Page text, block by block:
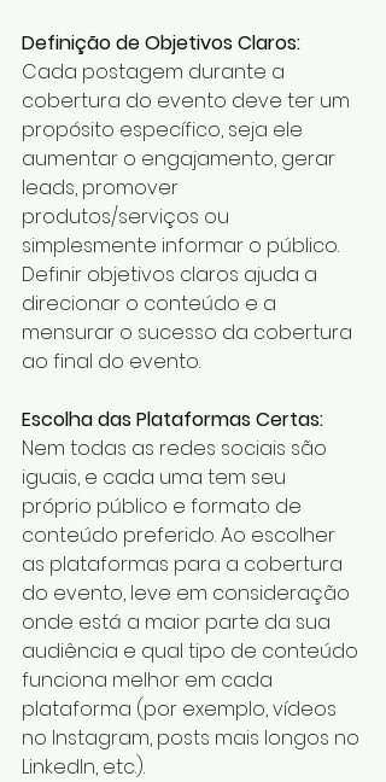
Definição de Objetivos Claros:
Cada postagem durante a
cobertura do evento deve ter um
propósito específico, seja ele
aumentar o engajamento, gerar
leads, promover
produtos/serviços ou
simplesmente informar o público.
Definir objetivos claros ajuda a
direcionar o conteúdo e a
mensurar o sucesso da cobertura
ao final do evento.
Escolha das Plataformas Certas:
Nem todas as redes sociais são
iguais, e cada uma tem seu
próprio público e formato de
conteúdo preferido. Ao escolher
as plataformas para a cobertura
do evento, leve em consideração
onde está a maior parte da sua
audiência e qual tipo de conteúdo
funciona melhor em cada
plataforma (por exemplo, vídeos
no Instagram, posts mais longos no
LinkedIn, etc.).